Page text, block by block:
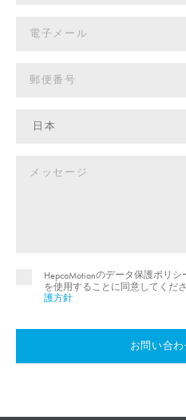
HepcoMotionのデータ保護ポリシ
を使用することに同意してくだ
護方針
お問い合